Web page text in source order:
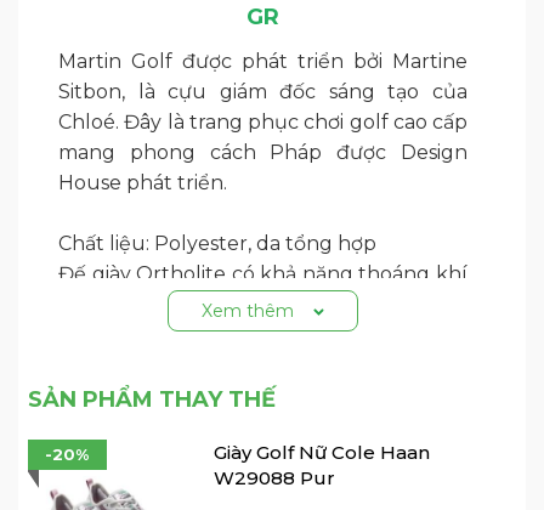
GR
Martin Golf được phát triển bởi Martine
Sitbon, là cựu giám đốc sáng tạo của
Chloé. Đây là trang phục chơi golf cao cấp
mang phong cách Pháp được Design
House phát triển.
Chất liệu: Polyester, da tổng hợp
Đế giày Ortholite có khả năng thoáng khí
tuyệt vời, giúp giảm tình trạng mỏi chân
và mang lại sự thoải mái tối đa.
làm tăng thêm bản sắc thương hiệu và
lại độ bám tuyệt vời ở bề mặt dưới, cho
phép bạn thực hiện cú đánh ổn định.
Xem thêm
SẢN PHẨM THAY THẾ
Giày Golf Nữ Cole Haan
W29088 Pur
-20%